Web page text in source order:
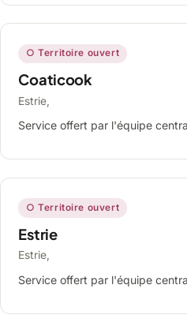
○ Territoire ouvert
Coaticook
Estrie,
Service offert par l'équipe
○ Territoire ouvert
Estrie
Estrie,
Service offert par l'équipe